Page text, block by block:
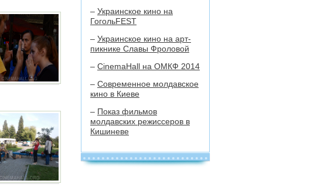
– Украинское кино на
ГогольFEST
– Украинское кино на арт-
пикнике Славы Фроловой
– CinemaHall на ОМКФ 2014
– Современное молдавское
кино в Киеве
– Показ фильмов
молдавских режиссеров в
Кишиневе